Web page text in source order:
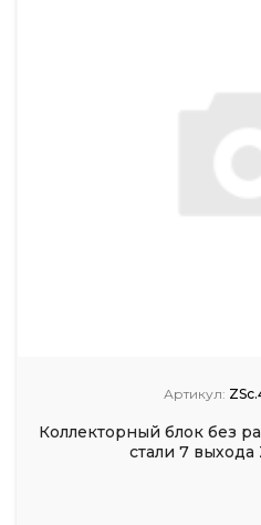
Артикул:
Коллекторный блок без
стали 7 выхода